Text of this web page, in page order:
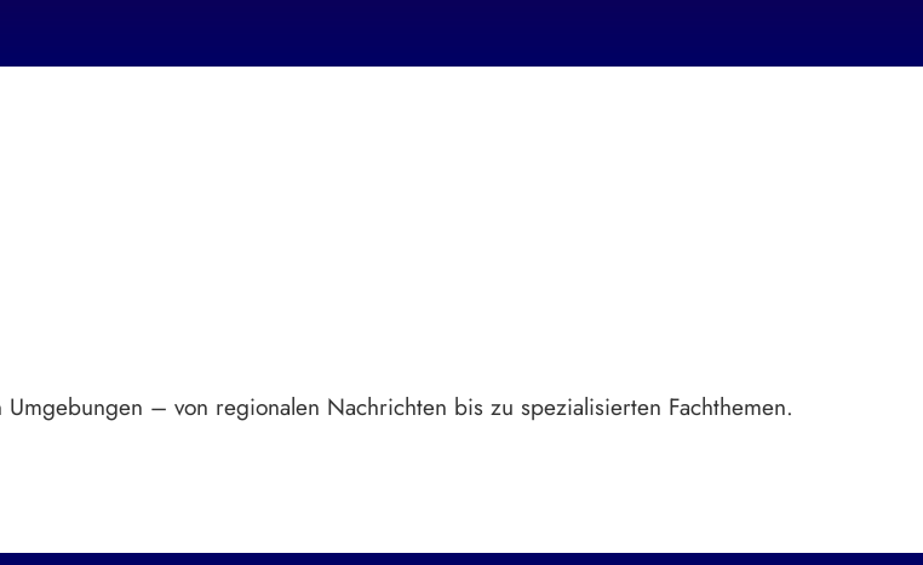
– von regionalen Nachrichten bis zu spezialisierten Fachthemen.